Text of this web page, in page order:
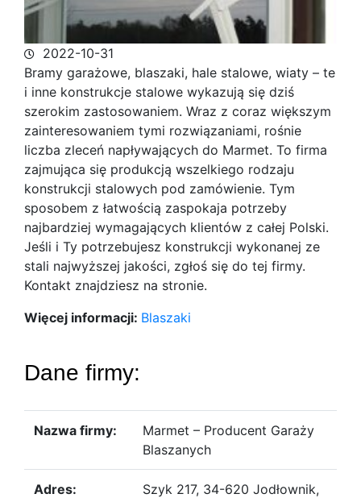
2022-10-31
Bramy garażowe, blaszaki, hale stalowe, wiaty – te
i inne konstrukcje stalowe wykazują się dziś
szerokim zastosowaniem. Wraz z coraz większym
zainteresowaniem tymi rozwiązaniami, rośnie
liczba zleceń napływających do Marmet. To firma
zajmująca się produkcją wszelkiego rodzaju
konstrukcji stalowych pod zamówienie. Tym
sposobem z łatwością zaspokaja potrzeby
najbardziej wymagających klientów z całej Polski.
Jeśli i Ty potrzebujesz konstrukcji wykonanej ze
stali najwyższej jakości, zgłoś się do tej firmy.
Kontakt znajdziesz na stronie.
Więcej informacji: Blaszaki
Dane firmy:
Nazwa firmy:
Marmet – Producent Garaży
Blaszanych
Adres:
Szyk 217, 34-620 Jodłownik,